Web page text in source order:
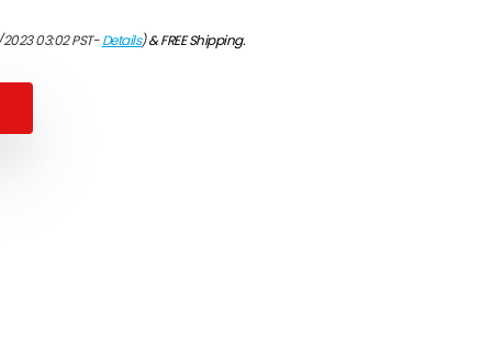
03:02 PST-Details)&FREE Shipping.